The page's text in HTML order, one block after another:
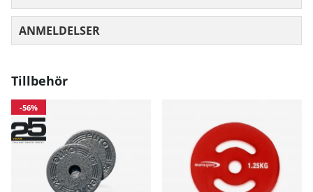
ANMELDELSER
Tillbehör
-56%